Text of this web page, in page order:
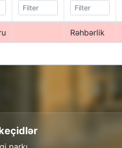
Rəhbərlik